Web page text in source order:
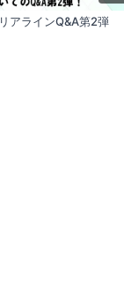
2021/6/20(日) リアラインQ&A第2弾